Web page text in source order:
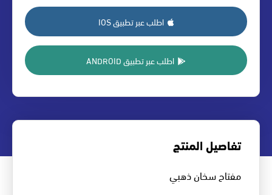
اطلب عبر تطبيق IOS
اطلب عبر تطبيق ANDROID
تفاصيل المنتج
مفتاح سخان ذهبي